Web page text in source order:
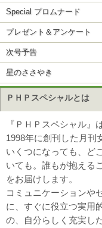
Special プロムナード
プレゼント＆アンケート
次号予告
星のささやき
ＰＨＰスペシャルとは
『ＰＨＰスペシャル』
1998年に創刊した月刊
いくつになっても、ど
いても。誰もが抱える
をお届けします。
コミュニケーションや
に、すぐに役立つ実用
の、自分らしく充実し